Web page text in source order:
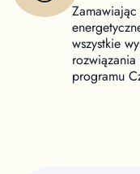
wszystkie
programu